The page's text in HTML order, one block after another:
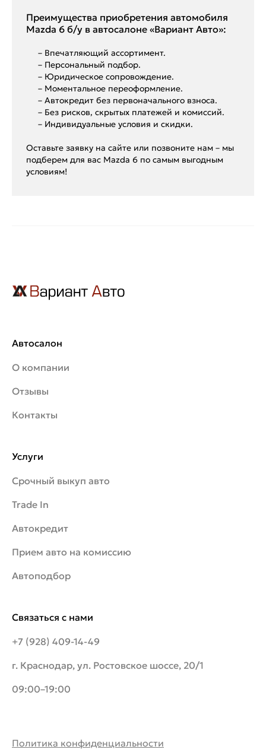
Преимущества приобретения автомобиля
Mazda 6 б/у в автосалоне «Вариант Авто»:
– Впечатляющий ассортимент.
– Персональный подбор.
– Юридическое сопровождение.
– Моментальное переоформление.
– Автокредит без первоначального взноса.
– Без рисков, скрытых платежей и комиссий.
– Индивидуальные условия и скидки.
Оставьте заявку на сайте или позвоните нам – мы
подберем для вас Mazda 6 по самым выгодным
условиям!
Автосалон
О компании
Отзывы
Контакты
Связаться с нами
+7 (928) 409-14-49
г. Краснодар, ул. Ростовское шоссе, 20/1
09:00–19:00
Услуги
Срочный выкуп авто
Trade In
Автокредит
Прием авто на комиссию
Автоподбор
Политика конфиденциальности